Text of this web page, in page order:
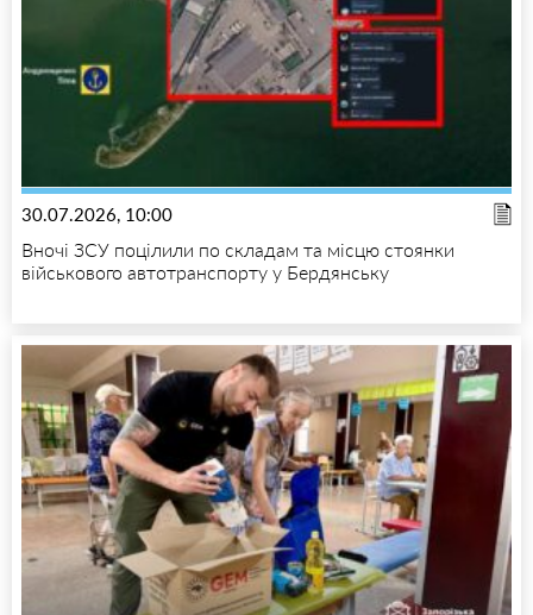
30.07.2026, 10:00
Вночі ЗСУ поцілили по складам та місцю стоянки
військового автотранспорту у Бердянську